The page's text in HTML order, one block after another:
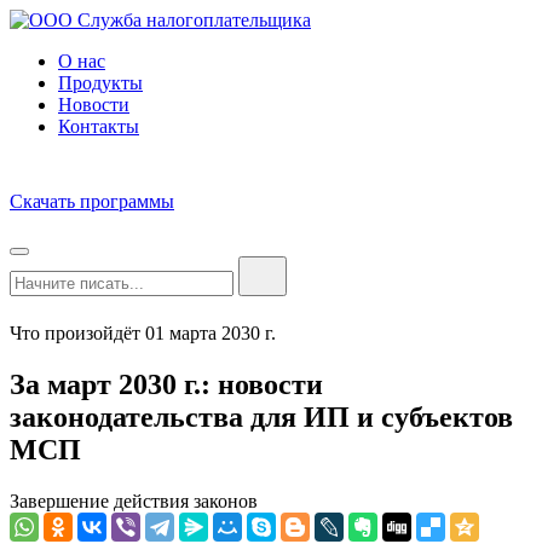
О нас
Продукты
Новости
Контакты
Скачать программы
Что произойдёт 01 марта 2030 г.
За март 2030 г.: новости
законодательства для ИП и субъектов
МСП
Завершение действия законов